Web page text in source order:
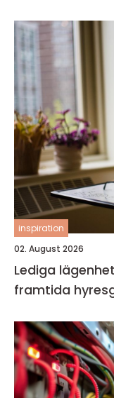
inspiration
02. August 2026
Lediga
framtida